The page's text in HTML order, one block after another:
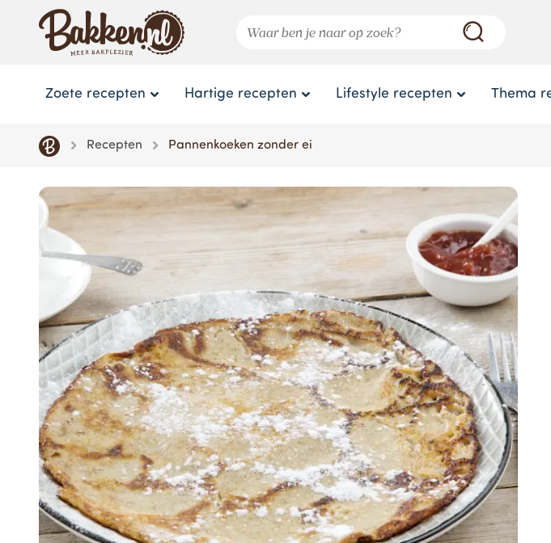
Zoete recepten Hartige recepten Lifestyle recepten Thema
Recepten Pannenkoeken zonder ei